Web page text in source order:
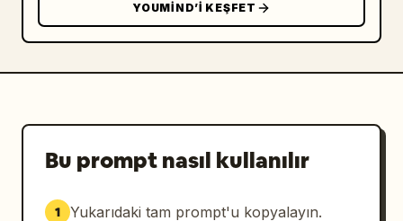
YOUMIND’I KEŞFET
Bu prompt nasıl kullanılır
1 Yukarıdaki tam prompt'u kopyalayın.